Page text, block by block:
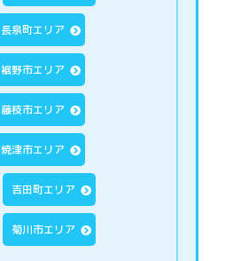
長泉町エリア
裾野市エリア
藤枝市エリア
焼津市エリア
吉田町エリア
菊川市エリア